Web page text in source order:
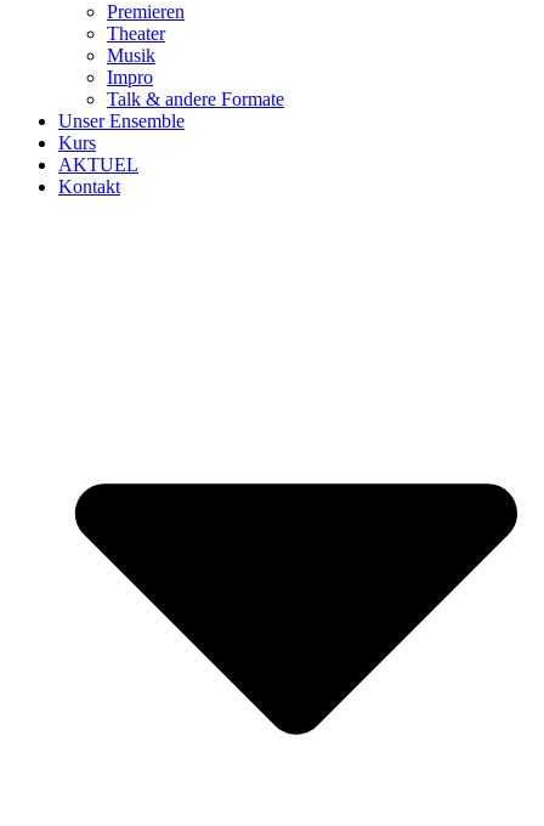
Premieren
Theater
Musik
Impro
Talk & andere Formate
Unser Ensemble
Kurs
AKTUEL
Kontakt